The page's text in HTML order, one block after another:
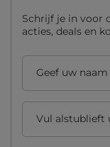
Schrijf je in voor
acties, deals en
Geef uw naam
Vul alstublieft